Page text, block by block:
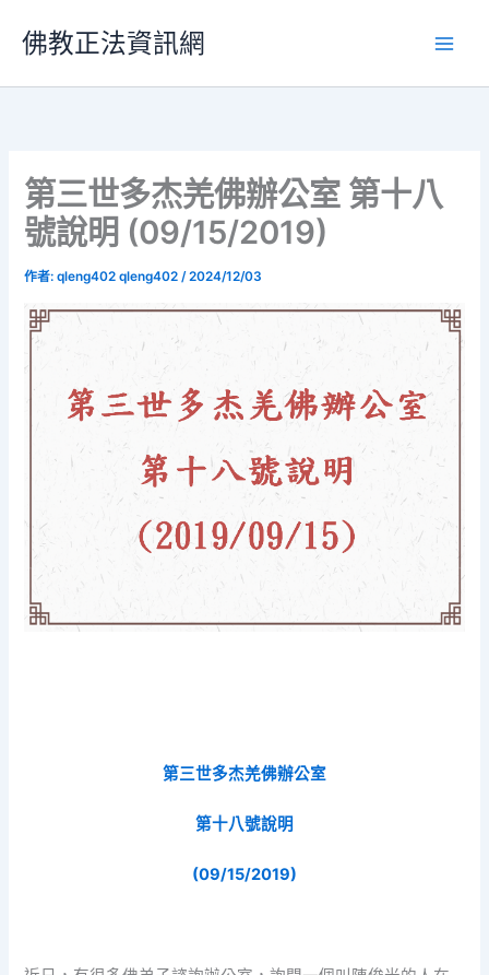
要
佛教正法資訊網
第三世多杰羌佛辦公室 第十八
號說明 (09/15/2019)
作者:qleng402 qleng402/2024/12/03
第三世多杰羌佛辦公室
第十八號說明
(09/15/2019)